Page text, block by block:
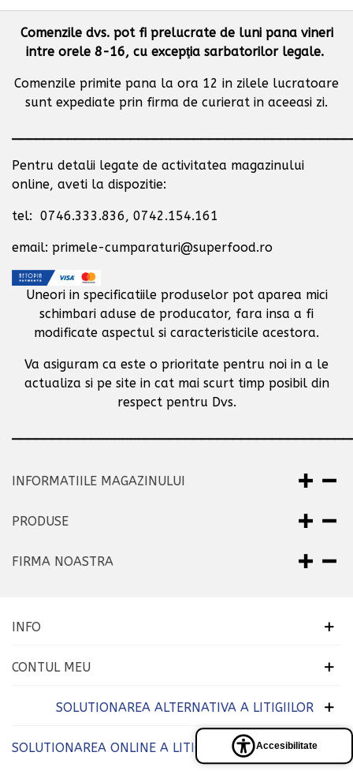
Comenzile dvs. pot fi prelucrate de luni pana vineri
intre orele 8-16, cu excepţia sarbatorilor legale.
Comenzile primite pana la ora 12 in zilele lucratoare
sunt expediate prin firma de curierat in aceeasi zi.
Pentru detalii legate de activitatea magazinului
online, aveti la dispozitie:
tel: 0746.333.836, 0742.154.161
email: primele-cumparaturi@superfood.ro
Uneori in specificatiile produselor pot aparea mici
schimbari aduse de producator, fara insa a fi
modificate aspectul si caracteristicile acestora.
Va asiguram ca este o prioritate pentru noi in a le
actualiza si pe site in cat mai scurt timp posibil din
respect pentru Dvs.
INFORMATIILE MAGAZINULUI
PRODUSE
FIRMA NOASTRA
INFO
CONTUL MEU
SOLUTIONAREA ALTERNATIVA A LITIGIILOR
SOLUTIONAREA ONLINE A LITIGIILOR
Accesibilitate
Panel